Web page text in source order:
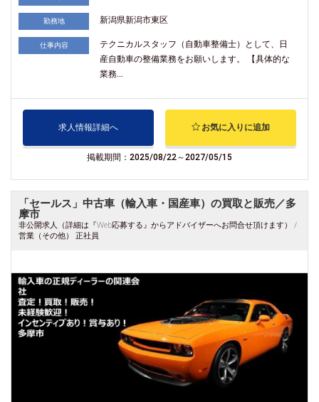
勤務地 新潟県新潟市東区
仕事内容
テクニカルスタッフ（自動車整備士）として、日
産自動車の整備業務をお願いします。 【具体的な
業務...
求人情報詳細へ お気に入りに追加
掲載期間：2025/08/22～2027/05/15
「セールス」中古車（輸入車・国産車）の買取と販売／多
摩市
非公開求人（詳細は『Web応募する』からアドバイザーへお問合せ頂けます） /
営業（その他） 正社員